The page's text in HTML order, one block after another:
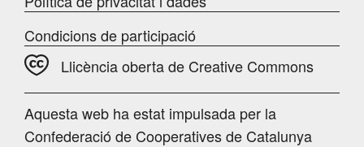
Condicions de participació
Llicència oberta de Creative Commons
Aquesta web ha estat impulsada per la
Confederació de Cooperatives de Catalunya